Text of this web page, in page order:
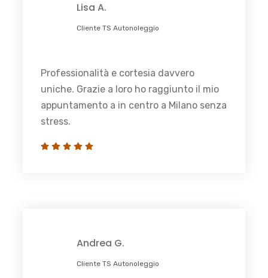
Lisa A.
Cliente TS Autonoleggio
Professionalità e cortesia davvero
uniche. Grazie a loro ho raggiunto il mio
appuntamento a in centro a Milano senza
stress.
Andrea G.
Cliente TS Autonoleggio